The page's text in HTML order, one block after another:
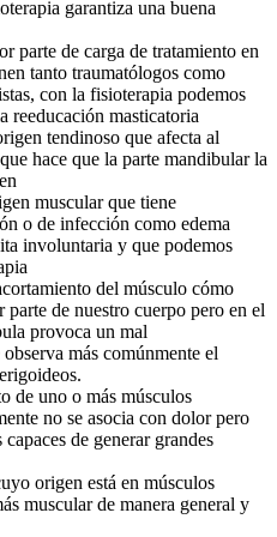
garantiza una buena
parte de carga de tratamiento en
tanto traumatólogos como
con la fisioterapia podemos
reeducación masticatoria
tendinoso que afecta al
hace que la parte mandibular la
muscular que tiene
o de infección como edema
involuntaria y que podemos
del músculo cómo
parte de nuestro cuerpo pero en el
provoca un mal
más comúnmente el
de uno o más músculos
no se asocia con dolor pero
de generar grandes
origen está en músculos
muscular de manera general y